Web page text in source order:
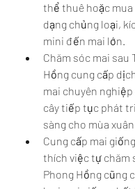
thể thuê hoặc mua
dạng chủng loại,
mini đến mai lớn.
Chăm sóc mai sau
Hồng cung cấp
mai chuyên
cây tiếp tục phát
sàng cho mùa
Cung cấp mai
thích việc tự chăm
Phong Hồng cũng